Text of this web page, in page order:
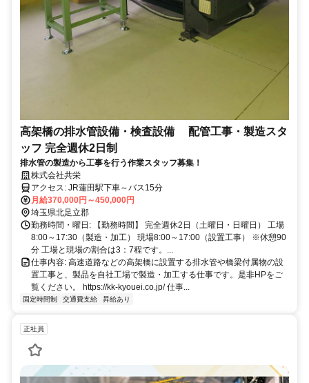
高架橋の排水管設備・検査設備 配管工事・製造スタ
ッフ 完全週休2日制
排水管の製造から工事を行う作業スタッフ募集！
株式会社共栄
アクセス: JR蓮田駅下車～バス15分
月給370,000円～450,000円
埼玉県北足立郡
勤務時間・曜日: 【勤務時間】 完全週休2日（土曜日・日曜日） 工場
8:00～17:30（製造・加工） 現場8:00～17:00（設置工事） ※休憩90
分 工場と現場の割合は3：7程です。...
仕事内容: 高速道路などの高架橋に設置する排水管や橋梁付属物の設
置工事と、製品を自社工場で製造・加工する仕事です。是非HPをご
覧ください。 https://kk-kyouei.co.jp/ 仕事...
固定時間制 交通費支給 昇給あり
正社員